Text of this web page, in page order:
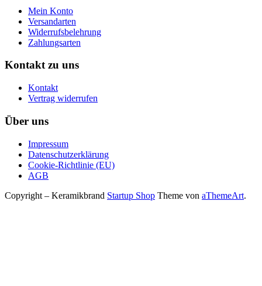
Mein Konto
Versandarten
Widerrufsbelehrung
Zahlungsarten
Kontakt zu uns
Kontakt
Vertrag widerrufen
Über uns
Impressum
Datenschutzerklärung
Cookie-Richtlinie (EU)
AGB
Copyright – Keramikbrand Startup Shop Theme von aThemeArt.